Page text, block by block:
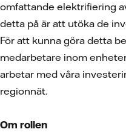
omfattande elektrifiering
detta på är att utöka de
För att kunna göra detta
medarbetare inom
arbetar med våra
regionnät.
Om rollen